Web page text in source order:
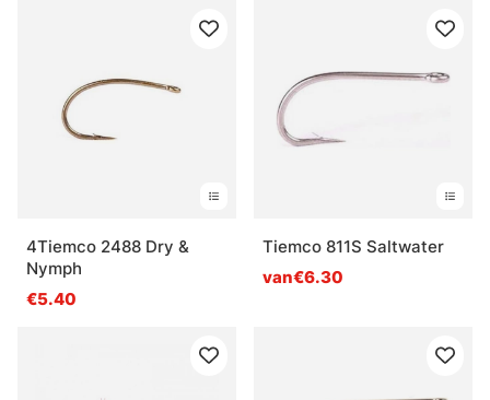
4Tiemco 2488 Dry &
Nymph
€5.40
Tiemco 811S Saltwater
van€6.30